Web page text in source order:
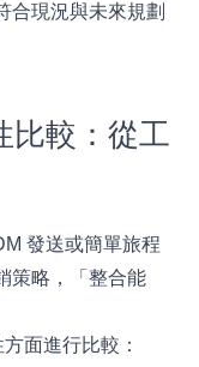
合現況與未來規劃
比較：從工
發送或簡單旅程
策略，「整合能
面進行比較：